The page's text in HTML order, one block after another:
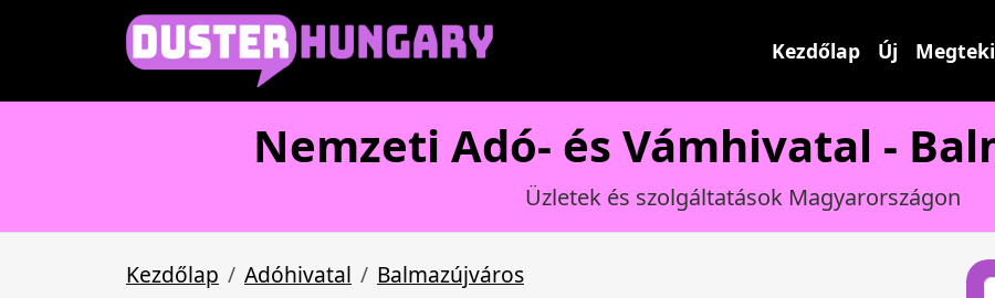
Kezdőlap Új
Nemzeti Adó- és Vámhivatal -
Üzletek és szolgáltatások Magyarországon
Kezdőlap Adóhivatal Balmazújváros